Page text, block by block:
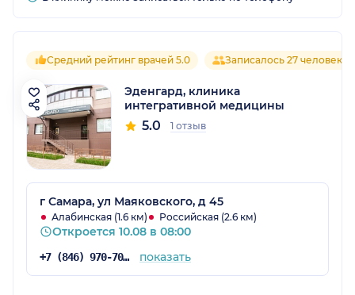
Средний рейтинг врачей 5.0 Записалось 27 человек
Эденгард, клиника
интегративной медицины
5.0 1 отзыв
г Самара, ул Маяковского, д 45
Алабинская (1.6 км) Российская (2.6 км)
Откроется 10.08 в 08:00
+7 (846) 970-70-85 показать